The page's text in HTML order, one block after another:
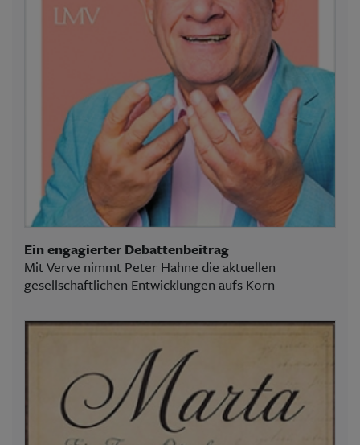
Ein engagierter Debattenbeitrag
Mit Verve nimmt Peter Hahne die aktuellen
gesellschaftlichen Entwicklungen aufs Korn